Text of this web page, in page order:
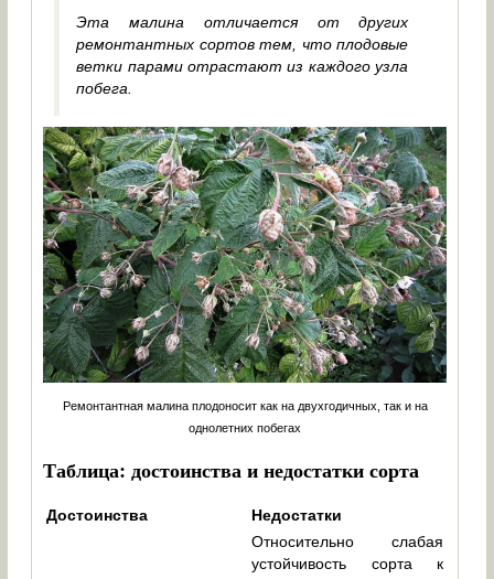
Эта малина отличается от других
ремонтантных сортов тем, что плодовые
ветки парами отрастают из каждого узла
побега.
Ремонтантная малина плодоносит как на двухгодичных, так и на
однолетних побегах
Таблица: достоинства и недостатки сорта
Достоинства Недостатки
Относительно слабая
устойчивость сорта к